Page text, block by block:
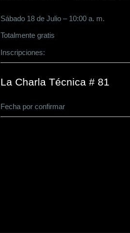
Sábado 18 de Julio – 10:00 a. m.
Totalmente gratis
Inscripciones:
La Charla Técnica # 81
Fecha por confirmar